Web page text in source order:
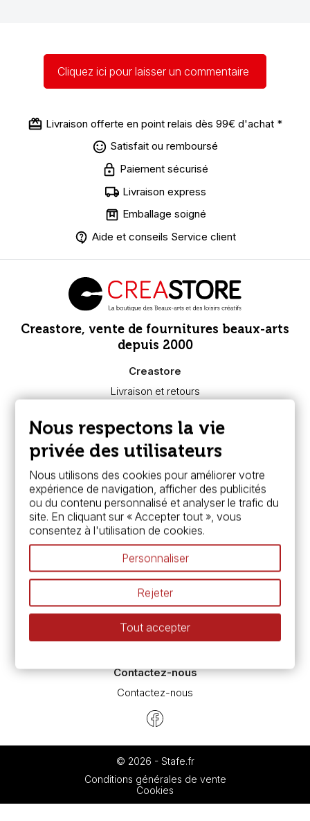
Cliquez ici pour laisser un commentaire
Livraison offerte en point relais dès 99€ d'achat *
Satisfait ou remboursé
Paiement sécurisé
Livraison express
Emballage soigné
Aide et conseils Service client
Creastore, vente de fournitures beaux-arts
depuis 2000
Creastore
Livraison et retours
Paiement sécurisé
FAQ
Boutique à Angers
Services
Carte fidélité & avantages
Chèque cadeau, bon cadeaux
Devis & bon de commande
Pass culture - mode d'emploi
Nos promotions en cours
Espace conseils
L’aquarelle en tubes ou en godets ?
Le vocabulaire technique de l’aquarelle
Différence entre peinture Fine et Extra-fine
Préparer une toile pour peinture à l'huile et acrylique
Contactez-nous
Contactez-nous
© 2026 - Stafe.fr
Conditions générales de vente
Cookies
Nous respectons la vie
privée des utilisateurs
Nous utilisons des cookies pour améliorer votre
expérience de navigation, afficher des publicités
ou du contenu personnalisé et analyser le trafic du
site. En cliquant sur « Accepter tout », vous
consentez à l'utilisation de cookies.
Personnaliser
Rejeter
Tout accepter